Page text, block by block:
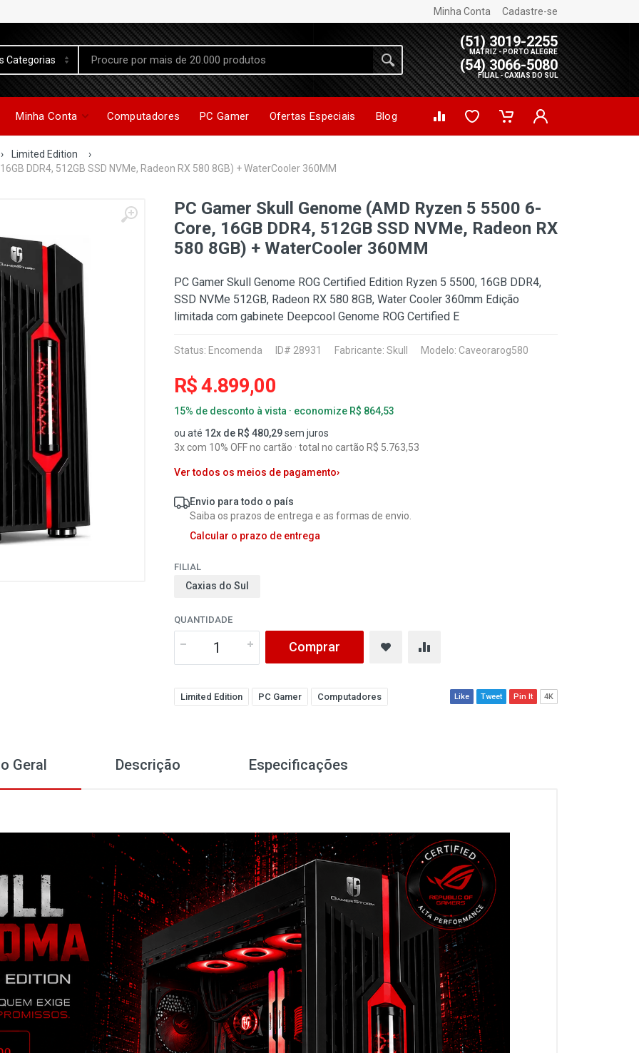
Minha Conta Cadastre-se
(51) 3019-2255
MATRIZ - PORTO ALEGRE
(54) 3066-5080
FILIAL - CAXIAS DO SUL
Minha Conta Computadores PC Gamer Ofertas Especiais Blog
› Limited Edition
›
DDR4, 512GB SSD NVMe, Radeon RX 580 8GB) + WaterCooler 360MM
PC Gamer Skull Genome (AMD Ryzen 5 5500 6-
Core, 16GB DDR4, 512GB SSD NVMe, Radeon RX
580 8GB) + WaterCooler 360MM
PC Gamer Skull Genome ROG Certified Edition Ryzen 5 5500, 16GB DDR4,
SSD NVMe 512GB, Radeon RX 580 8GB, Water Cooler 360mm Edição
limitada com gabinete Deepcool Genome ROG Certified E
Status: Encomenda ID# 28931 Fabricante: Skull Modelo: Caveorarog580
R$ 4.899,00
15% de desconto à vista · economize R$ 864,53
ou até 12x de R$ 480,29sem juros
3x com 10% OFF no cartão · total no cartão R$ 5.763,53
Ver todos os meios de pagamento›
Envio para todo o país
Saiba os prazos de entrega e as formas de envio.
Calcular o prazo de entrega
FILIAL
Caxias do Sul
QUANTIDADE
Comprar
Limited Edition PC Gamer Computadores Like Tweet Pin It 4K
Geral Descrição Especificações